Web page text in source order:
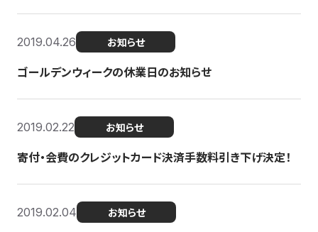
2019.04.26 お知らせ
ゴールデンウィークの休業日のお知らせ
2019.02.22 お知らせ
寄付・会費のクレジットカード決済手数料引き下げ決定！
2019.02.04 お知らせ